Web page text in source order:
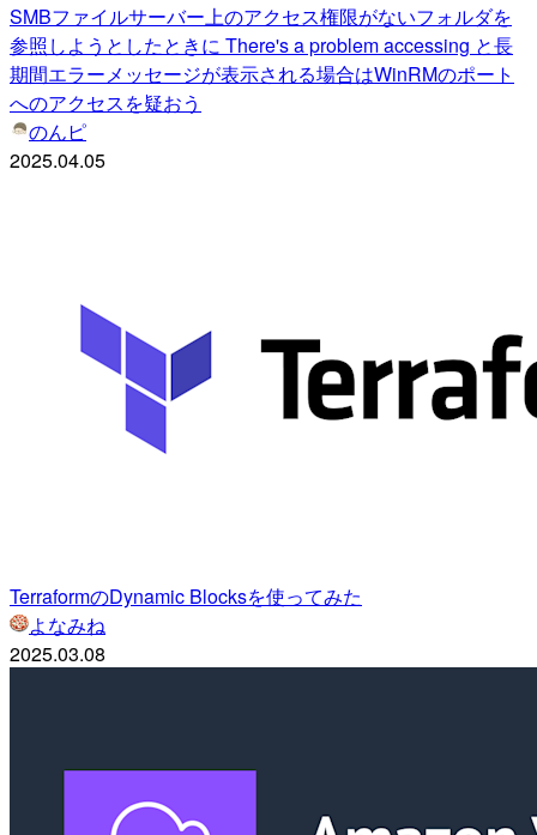
SMBファイルサーバー上のアクセス権限がないフォルダを
参照しようとしたときに There's a problem accessing と長
期間エラーメッセージが表示される場合はWinRMのポート
へのアクセスを疑おう
のんピ
2025.04.05
TerraformのDynamic Blocksを使ってみた
よなみね
2025.03.08